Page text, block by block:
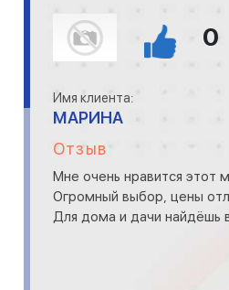
0
Имя клиента:
МАРИНА
Отзыв
Мне очень нравится этот
Огромный выбор, цены
Для дома и дачи найдёшь